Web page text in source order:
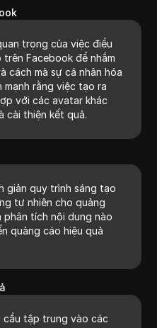
trọng của việc điều
Facebook để nhắm
cách mà sự cá nhân hóa
mạnh rằng việc tạo ra
với các avatar khác
cải thiện kết quả.
giản quy trình sáng tạo
tự nhiên cho quảng
tích nội dung nào
quảng cáo hiệu quả
cầu tập trung vào các